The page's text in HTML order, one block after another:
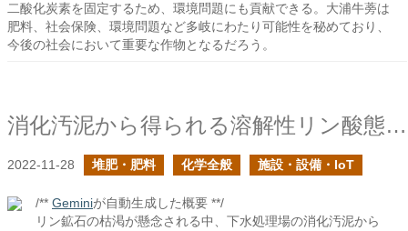
二酸化炭素を固定するため、環境問題にも貢献できる。大浦牛蒡は
肥料、社会保険、環境問題など多岐にわたり可能性を秘めており、
今後の社会において重要な作物となるだろう。
消化汚泥から得られる溶解性リン酸態リン
2022-11-28 堆肥・肥料 化学全般 施設・設備・IoT
/** Geminiが自動生成した概要 **/
リン鉱石の枯渇が懸念される中、下水処理場の消化汚泥から